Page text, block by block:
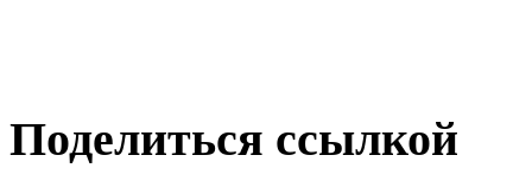
Поделиться ссылкой